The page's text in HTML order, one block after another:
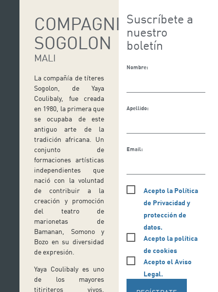
COMPAGNIE
SOGOLON
MALI
La compañía de títeres
Sogolon, de Yaya
Coulibaly, fue creada
en 1980, la primera que
se ocupaba de este
antiguo arte de la
tradición africana. Un
conjunto de
formaciones artísticas
independientes que
nació con la voluntad
de contribuir a la
creación y promoción
del teatro de
marionetas de
Bamanan, Somono y
Bozo en su diversidad
de expresión.
Yaya Coulibaly es uno
de los mayores
titiriteros vivos,
Suscríbete a
nuestro
boletín
Nombre:
Apellido:
Email:
Acepto la Política
de Privacidad y
protección de
datos.
Acepto la política
de cookies
Acepto el Aviso
Legal.